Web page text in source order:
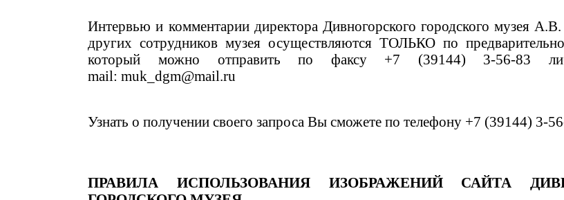
Интервью и комментарии директора Дивногорского городского музея
других сотрудников музея осуществляются ТОЛЬКО по
который можно отправить по факсу +7 (39144) 3-56-83
mail: muk_dgm@mail.ru
Узнать о получении своего запроса Вы сможете по телефону +7 (39144) 3-
ПРАВИЛА ИСПОЛЬЗОВАНИЯ ИЗОБРАЖЕНИЙ САЙТА